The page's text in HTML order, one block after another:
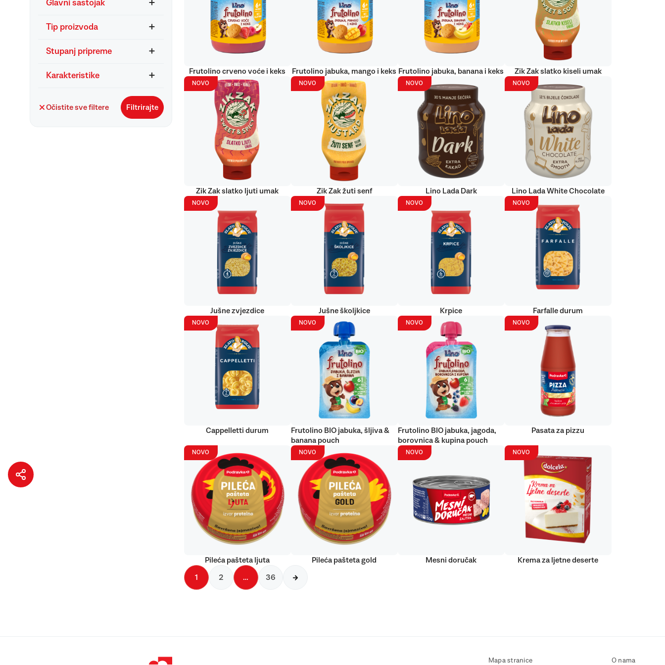
Glavni sastojak
Tip proizvoda
Stupanj pripreme
Karakteristike
Očistite sve filtere Filtrirajte
Frutolino crveno voće i keks Frutolino jabuka, mango i keks Frutolino jabuka, banana i keks Zik Zak slatko kiseli umak
NOVO
Zik Zak slatko ljuti umak
NOVO
Zik Zak žuti senf
NOVO
Lino Lada Dark
NOVO
Lino Lada White Chocolate
NOVO
Jušne zvjezdice
NOVO
Jušne školjkice
NOVO
Krpice
NOVO
Farfalle durum
NOVO
Cappelletti durum
NOVO
Frutolino BIO jabuka, šljiva &
banana pouch
NOVO
Frutolino BIO jabuka, jagoda,
borovnica & kupina pouch
NOVO
Pasata za pizzu
NOVO
Pileća pašteta ljuta
NOVO
Pileća pašteta gold
NOVO
Mesni doručak
NOVO
Krema za ljetne deserte
1 2 … 36
Mapa stranice O nama